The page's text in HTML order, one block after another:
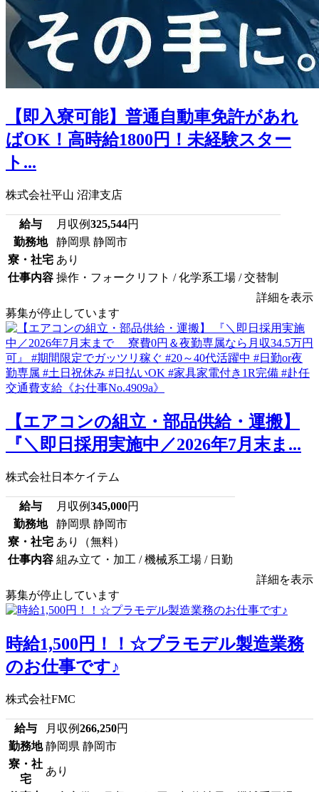
【即入寮可能】普通自動車免許があれ
ばOK！高時給1800円！未経験スター
ト...
株式会社平山 沼津支店
給与 月収例325,544円
勤務地
静岡県 静岡市
寮・社宅 あり
仕事内容 操作・フォークリフト / 化学系工場 / 交替制
詳細を表示
募集が停止しています
【エアコンの組立・部品供給・運搬】
『＼即日採用実施中／2026年7月末ま...
株式会社日本ケイテム
給与 月収例345,000円
勤務地
静岡県 静岡市
寮・社宅 あり（無料）
仕事内容 組み立て・加工 / 機械系工場 / 日勤
詳細を表示
募集が停止しています
時給1,500円！！☆プラモデル製造業務
のお仕事です♪
株式会社FMC
給与 月収例266,250円
勤務地 静岡県 静岡市
寮・社
宅
あり